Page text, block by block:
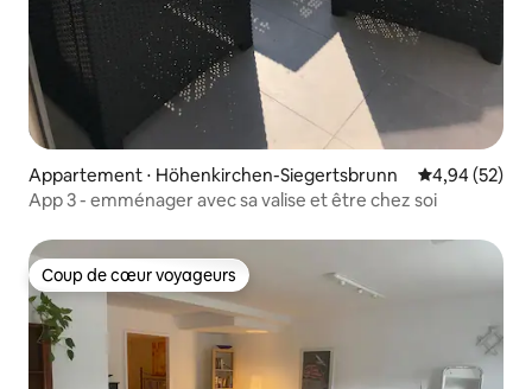
Appartement ⋅ Höhenkirchen-Siegertsbrunn Évaluation
4,94 (52)
App 3 - emménager avec sa valise et être chez soi
Coup de cœur voyageurs
Coup de cœur voyageurs